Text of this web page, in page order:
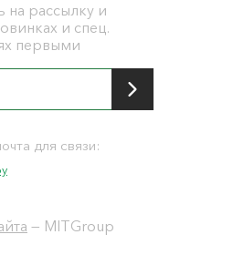
на рассылку и
и спец.
первыми
для связи:
— MITGroup